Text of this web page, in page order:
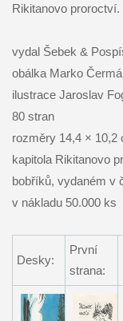
Rikitanovo proroctví.
vydal Šebek &
obálka Marko
ilustrace Jaroslav
80 stran
rozměry 14,4 × 10,2
kapitola Rikitanovo
bobříků, vydaném v
v nákladu 50.000 ks
Desky:
První
strana: